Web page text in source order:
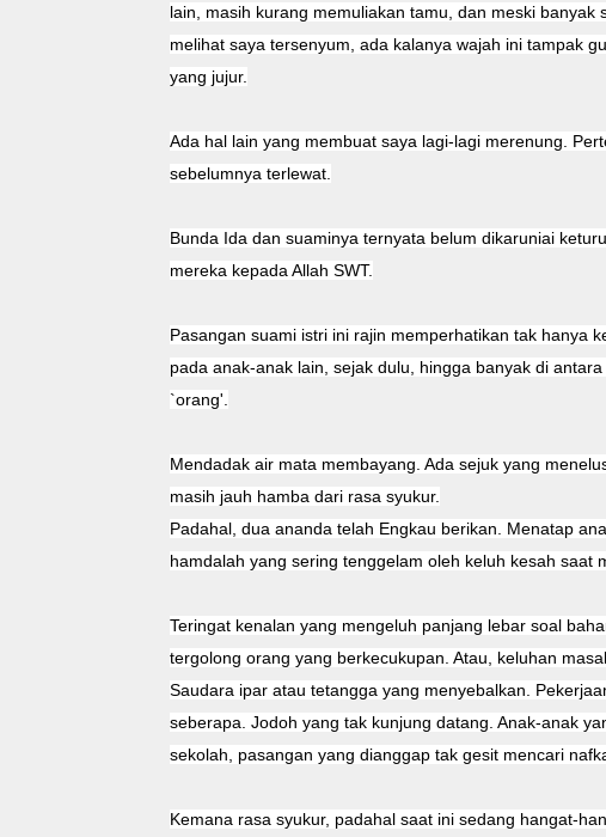
lain, masih kurang memuliakan tamu, dan meski
melihat saya tersenyum, ada kalanya wajah ini tampak
yang jujur.
Ada hal lain yang membuat saya lagi-lagi merenung.
sebelumnya terlewat.
Bunda Ida dan suaminya ternyata belum dikaruniai
mereka kepada Allah SWT.
Pasangan suami istri ini rajin memperhatikan tak hanya
pada anak-anak lain, sejak dulu, hingga banyak di
`orang'.
Mendadak air mata membayang. Ada sejuk yang
masih jauh hamba dari rasa syukur.
Padahal, dua ananda telah Engkau berikan. Menatap
hamdalah yang sering tenggelam oleh keluh kesah saat
Teringat kenalan yang mengeluh panjang lebar soal
tergolong orang yang berkecukupan. Atau, keluhan
Saudara ipar atau tetangga yang menyebalkan.
seberapa. Jodoh yang tak kunjung datang. Anak-anak
sekolah, pasangan yang dianggap tak gesit mencari
Kemana rasa syukur, padahal saat ini sedang hangat-